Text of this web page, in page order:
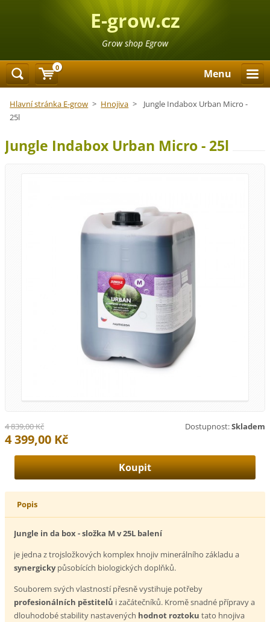
E-grow.cz
Grow shop Egrow
Menu
Hlavní stránka E-grow > Hnojiva >
Jungle Indabox Urban Micro -
25l
Jungle Indabox Urban Micro - 25l
Dostupnost:Skladem
4 839,00 Kč
4 399,00 Kč
Popis
Jungle in da box - složka M v 25L balení
je jedna z trojsložkových komplex hnojiv minerálního základu a
synergickypůsobících biologických doplňků.
Souborem svých vlastností přesně vystihuje potřeby
profesionálních pěstitelů i začátečníků. Kromě snadné přípravy a
dlouhodobé stability nastavených hodnot roztoku tato hnojiva
0